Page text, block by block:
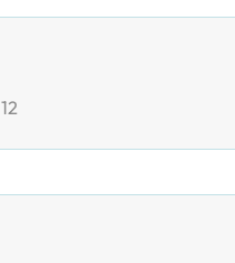
12